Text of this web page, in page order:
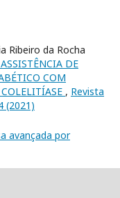
Ribeiro da Rocha
DE
COM
, Revista
(2021)
avançada por